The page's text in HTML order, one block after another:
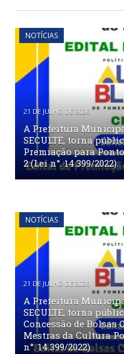
NOTÍCIAS
21 DE JULHO DE 2026
A Prefeitura
SECULTE, torna
Premiação para
2 (Lei n°. 14.399/2022).
NOTÍCIAS
21 DE JULHO DE 2026
A Prefeitura
SECULTE, torna
Concessão de
Mestras da Cultura
n°. 14.399/2022).